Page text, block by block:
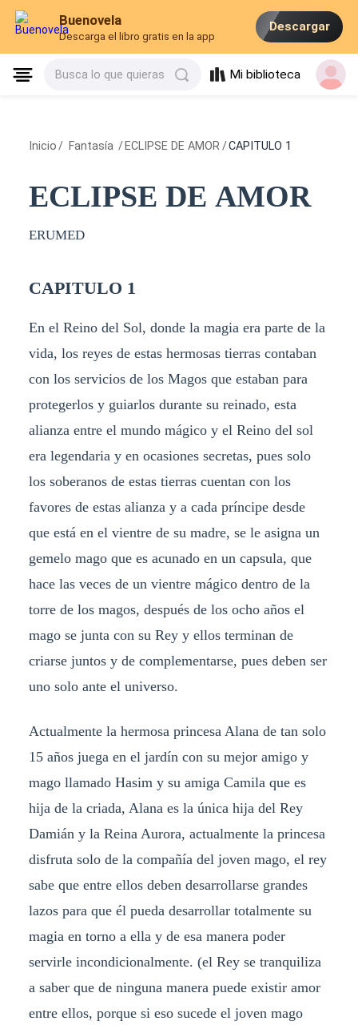
Buenovela
Descarga el libro gratis en la app
Descargar
Busca lo que quieras Mi biblioteca
Inicio / Fantasía / ECLIPSE DE AMOR /CAPITULO 1
ECLIPSE DE AMOR
ERUMED
CAPITULO 1
En el Reino del Sol, donde la magia era parte de la
vida, los reyes de estas hermosas tierras contaban
con los servicios de los Magos que estaban para
protegerlos y guiarlos durante su reinado, esta
alianza entre el mundo mágico y el Reino del sol
era legendaria y en ocasiones secretas, pues solo
los soberanos de estas tierras cuentan con los
favores de estas alianza y a cada príncipe desde
que está en el vientre de su madre, se le asigna un
gemelo mago que es acunado en un capsula, que
hace las veces de un vientre mágico dentro de la
torre de los magos, después de los ocho años el
mago se junta con su Rey y ellos terminan de
criarse juntos y de complementarse, pues deben ser
uno solo ante el universo.
Actualmente la hermosa princesa Alana de tan solo
15 años juega en el jardín con su mejor amigo y
mago llamado Hasim y su amiga Camila que es
hija de la criada, Alana es la única hija del Rey
Damián y la Reina Aurora, actualmente la princesa
disfruta solo de la compañía del joven mago, el rey
sabe que entre ellos deben desarrollarse grandes
lazos para que él pueda desarrollar totalmente su
magia en torno a ella y de esa manera poder
servirle incondicionalmente. (el Rey se tranquiliza
a saber que de ninguna manera puede existir amor
entre ellos, porque si eso sucede el joven mago